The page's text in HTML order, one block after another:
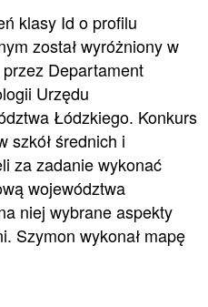
klasy Id o profilu
został wyróżniony w
Departament
Urzędu
Łódzkiego. Konkurs
szkół średnich i
za zadanie wykonać
województwa
niej wybrane aspekty
Szymon wykonał mapę